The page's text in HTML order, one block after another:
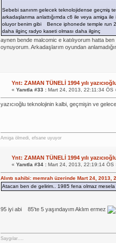
Sebebi sanırım gelecek teknolojidense geçmiş
arkadaşlarıma anlattığımda c6 ile veya amiga
oluyor benim gibi
Bence iphonede temple run
daha ilginç radyo kaseti olması daha ilginç
aynen bende malcomic e katılıyorum hatta
oynuyorum. Arkadaşlarım oyundan
Ynt: ZAMAN TÜNELİ 1994 yılı
« Yanıtla #33 :Mart 24, 2013, 22:11:34 ÖS
yazıcıoğlu teknolojinin kalbi, geçmişin ve
Amiga ölmedi, efsane uyuyor
Ynt: ZAMAN TÜNELİ 1994 yılı
« Yanıtla #34 :Mart 24, 2013, 22:19:14 ÖS
Alıntı sahibi: memrah üzerinde Mart 24, 2013,
Atacan ben de gelirim.. 1985 fena olmaz mesela
95 iyi abi 85'te 5 yaşındayım Aklım ermez
Saygılar....